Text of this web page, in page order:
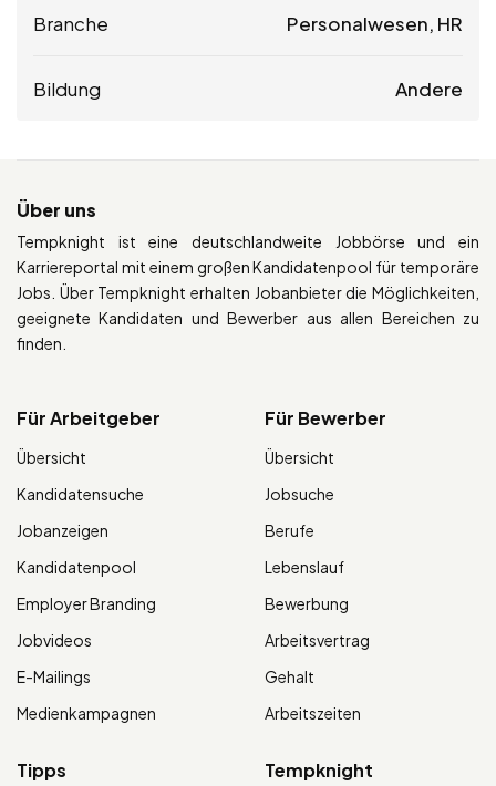
Branche Personalwesen, HR
Bildung Andere
Über uns
Tempknight ist eine deutschlandweite Jobbörse und ein
Karriereportal mit einem großen Kandidatenpool für temporäre
Jobs. Über Tempknight erhalten Jobanbieter die Möglichkeiten,
geeignete Kandidaten und Bewerber aus allen Bereichen zu
finden.
Für Arbeitgeber
Übersicht
Kandidatensuche
Jobanzeigen
Kandidatenpool
Employer Branding
Jobvideos
E-Mailings
Medienkampagnen
Für Bewerber
Übersicht
Jobsuche
Berufe
Lebenslauf
Bewerbung
Arbeitsvertrag
Gehalt
Arbeitszeiten
Tipps Tempknight